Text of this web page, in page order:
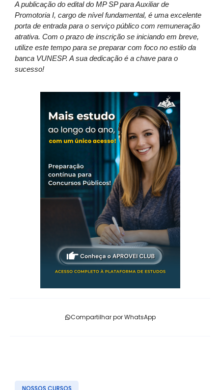
A publicação do edital do MP SP para Auxiliar de
Promotoria I, cargo de nível fundamental, é uma excelente
porta de entrada para o serviço público com remuneração
atrativa. Com o prazo de inscrição se iniciando em breve,
utilize este tempo para se preparar com foco no estilo da
banca VUNESP. A sua dedicação é a chave para o
sucesso!
Compartilhar por WhatsApp
NOSSOS CURSOS